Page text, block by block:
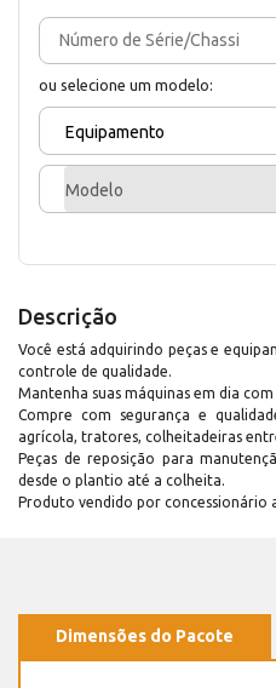
ou selecione um modelo:
Equipamento
Modelo
Descrição
Você está adquirindo peças e
controle de qualidade.
Mantenha suas máquinas em dia com
Compre com segurança e
agrícola, tratores, colheitadeiras
Peças de reposição para
desde o plantio até a colheita.
Produto vendido por concessionário
Dimensões do Pacote